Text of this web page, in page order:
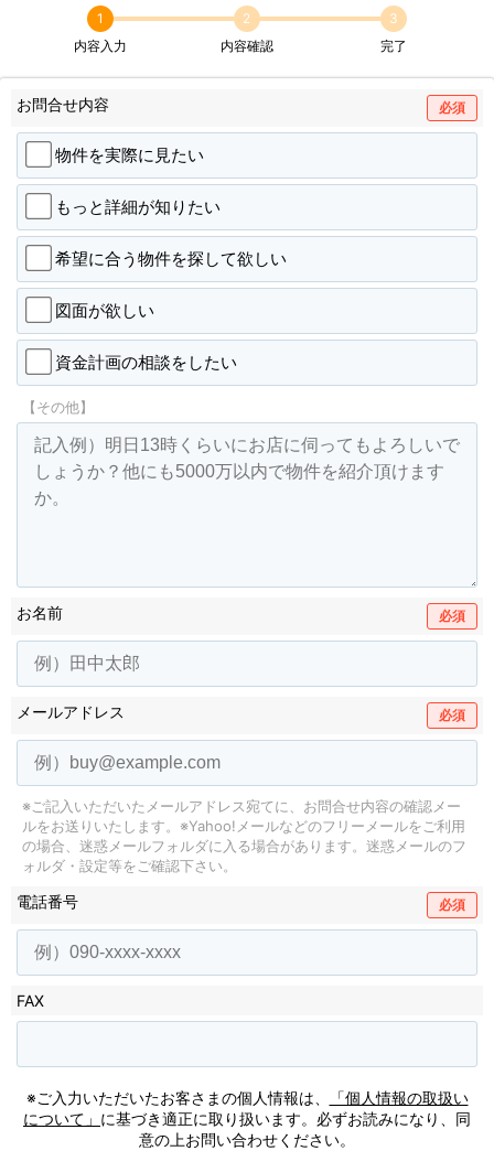
1
内容入力
2
内容確認
3
完了
お問合せ内容 必須
物件を実際に見たい
もっと詳細が知りたい
希望に合う物件を探して欲しい
図面が欲しい
資金計画の相談をしたい
【その他】
お名前 必須
メールアドレス 必須
※ご記入いただいたメールアドレス宛てに、お問合せ内容の確認メー
ルをお送りいたします。 ※Yahoo!メールなどのフリーメールをご利用
の場合、迷惑メールフォルダに入る場合があります。 迷惑メールのフ
ォルダ・設定等をご確認下さい。
電話番号 必須
FAX
※ご入力いただいたお客さまの個人情報は、
「個人情報の取扱い
について」 に基づき適正に取り扱います。必ずお読みになり、同
意の上お問い合わせください。